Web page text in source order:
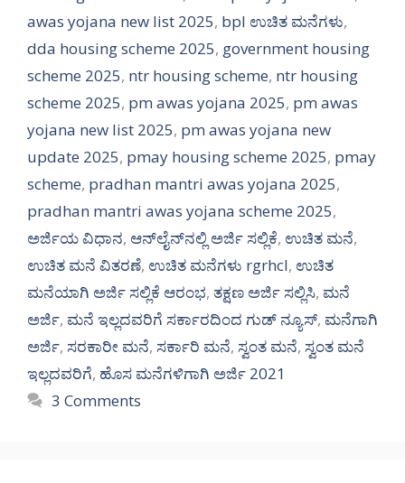
awas yojana new list 2025, bpl ಉಚಿತ ಮನೆಗಳು,
dda housing scheme 2025, government housing
scheme 2025, ntr housing scheme, ntr housing
scheme 2025, pm awas yojana 2025, pm awas
yojana new list 2025, pm awas yojana new
update 2025, pmay housing scheme 2025, pmay
scheme, pradhan mantri awas yojana 2025,
pradhan mantri awas yojana scheme 2025,
ಅರ್ಜಿಯ ವಿಧಾನ, ಆನ್‍ಲೈನ್‍ನಲ್ಲಿ ಅರ್ಜಿ ಸಲ್ಲಿಕೆ, ಉಚಿತ ಮನೆ,
ಉಚಿತ ಮನೆ ವಿತರಣೆ, ಉಚಿತ ಮನೆಗಳು rgrhcl, ಉಚಿತ
ಮನೆಯಾಗಿ ಅರ್ಜಿ ಸಲ್ಲಿಕೆ ಆರಂಭ, ತಕ್ಷಣ ಅರ್ಜಿ ಸಲ್ಲಿಸಿ, ಮನೆ
ಅರ್ಜಿ, ಮನೆ ಇಲ್ಲದವರಿಗೆ ಸರ್ಕಾರದಿಂದ ಗುಡ್ ನ್ಯೂಸ್, ಮನೆಗಾಗಿ
ಅರ್ಜಿ, ಸರಕಾರೀ ಮನೆ, ಸರ್ಕಾರಿ ಮನೆ, ಸ್ವಂತ ಮನೆ, ಸ್ವಂತ ಮನೆ
ಇಲ್ಲದವರಿಗೆ, ಹೊಸ ಮನೆಗಳಿಗಾಗಿ ಅರ್ಜಿ 2021
3 Comments